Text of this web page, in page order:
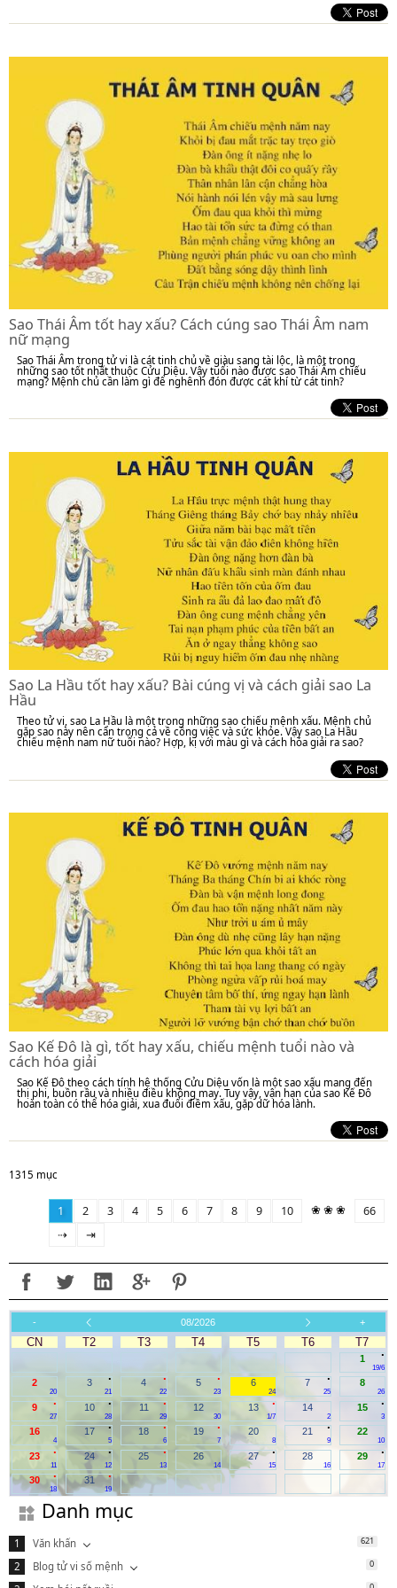
Sao Thái Âm tốt hay xấu? Cách cúng sao Thái Âm nam
nữ mạng
Sao Thái Âm trong tử vi là cát tinh chủ về giàu sang tài lộc, là một trong
những sao tốt nhất thuộc Cửu Diệu. Vậy tuổi nào được sao Thái Âm chiếu
mạng? Mệnh chủ cần làm gì để nghênh đón được cát khí từ cát tinh?
Sao La Hầu tốt hay xấu? Bài cúng vị và cách giải sao La
Hầu
Theo tử vi, sao La Hầu là một trong những sao chiếu mệnh xấu. Mệnh chủ
gặp sao này nên cẩn trọng cả về công việc và sức khỏe. Vậy sao La Hầu
chiếu mệnh nam nữ tuổi nào? Hợp, kị với màu gì và cách hóa giải ra sao?
Sao Kế Đô là gì, tốt hay xấu, chiếu mệnh tuổi nào và
cách hóa giải
Sao Kế Đô theo cách tính hệ thống Cửu Diệu vốn là một sao xấu mang đến
thị phi, buồn rầu và nhiều điều không may. Tuy vậy, vận hạn của sao Kế Đô
hoàn toàn có thể hóa giải, xua đuổi điềm xấu, gặp dữ hóa lành.
1315 mục
1 2 3 4 5 6 7 8 9 10 ❀ ❀ ❀
66
⇢
⇥
- 08/2026 +
CN T2 T3 T4 T5 T6 T7
.
1
19/6
2
20
.
3
21
.
4
22
.
5
23
6
24
.
7
25
8
26
.
9
27
.
10
28
.
11
29
12
30
.
13
1/7
14
2
.
15
3
16
4
.
17
5
.
18
6
.
19
7
20
8
.
21
9
22
10
.
23
11
.
24
12
.
25
13
26
14
.
27
15
28
16
.
29
17
.
30
18
.
31
19
Danh mục
Văn khấn 621
Blog tử vi số mệnh 0